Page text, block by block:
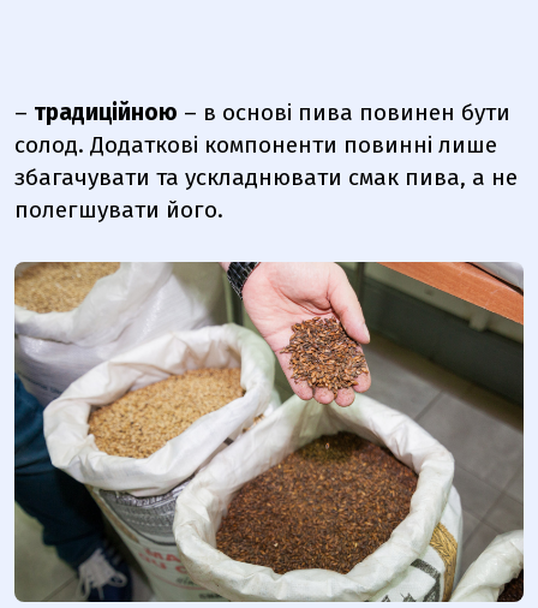
– традиційною – в основі пива повинен бути
солод. Додаткові компоненти повинні лише
збагачувати та ускладнювати смак пива, а не
полегшувати його.